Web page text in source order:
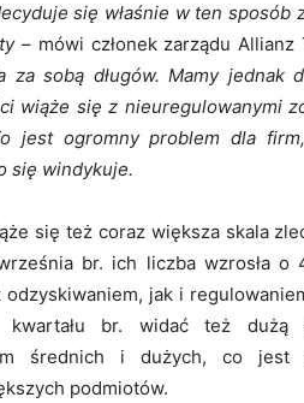
się właśnie w ten sposób
– mówi członek zarządu Allianz
sobą długów. Mamy jednak
wiąże się z nieuregulowanymi
jest ogromny problem dla
się windykuje.
się też coraz większa skala
br. ich liczba wzrosła
jak i
br. widać też dużą
średnich i dużych, co jest
podmiotów.